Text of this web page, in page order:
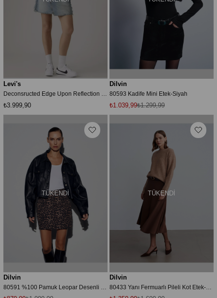
Levi's
₺3.999,90
Dilvin
80593 Kadife Mini Etek-Siyah
₺1.039,99₺1.299,99
TÜKENDI
Dilvin
80591 %100 Pamuk Leopar Desenli Kot Etek-Kahve
TÜKENDI
Dilvin
80433 Yanı Fermuarlı Pileli Kot Etek-Kahve